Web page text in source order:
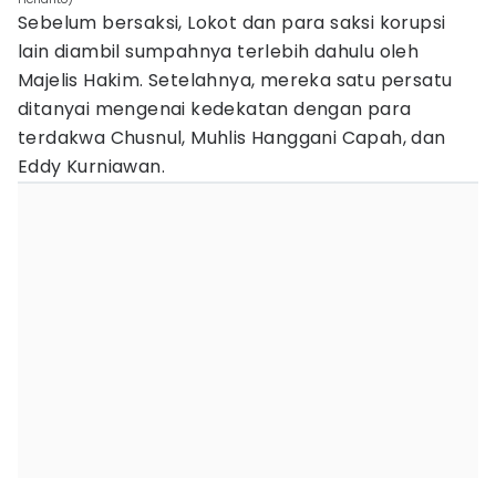
Sebelum bersaksi, Lokot dan para saksi korupsi
lain diambil sumpahnya terlebih dahulu oleh
Majelis Hakim. Setelahnya, mereka satu persatu
ditanyai mengenai kedekatan dengan para
terdakwa Chusnul, Muhlis Hanggani Capah, dan
Eddy Kurniawan.